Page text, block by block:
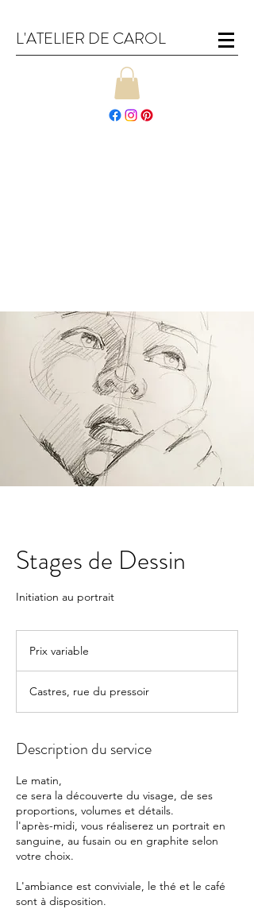
L'ATELIER DE CAROL
Stages de Dessin
Initiation au portrait
Prix variable
Castres, rue du pressoir
Description du service
Le matin,
ce sera la découverte du visage, de ses
proportions, volumes et détails.
l'après-midi, vous réaliserez un portrait en
sanguine, au fusain ou en graphite selon
votre choix.
L'ambiance est conviviale, le thé et le café
sont à disposition.